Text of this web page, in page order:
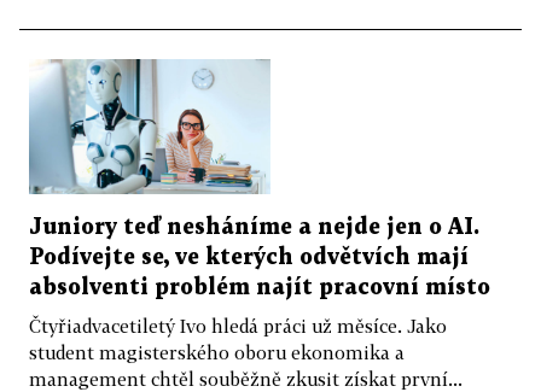
Juniory teď nesháníme a nejde jen o AI.
Podívejte se, ve kterých odvětvích mají
absolventi problém najít pracovní místo
Čtyřiadvacetiletý Ivo hledá práci už měsíce. Jako
student magisterského oboru ekonomika a
management chtěl souběžně zkusit získat první...